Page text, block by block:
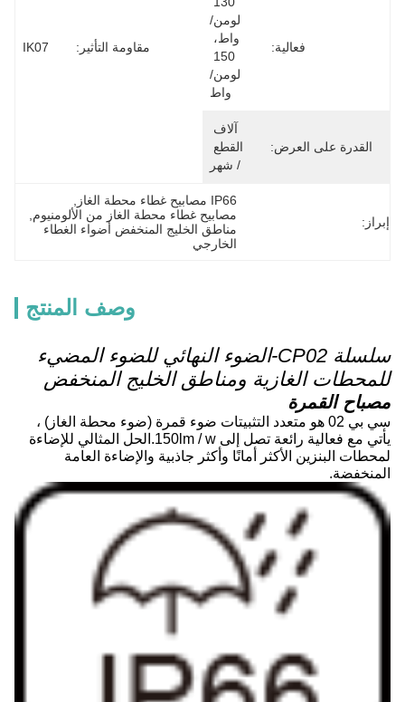
فعالية:
لومن/
لومن/
واط
مقاومة التأثير: IK07
القدرة على العرض:
/ شهر
إبراز:
IP66 مصابيح غطاء محطة الغاز
مصابيح غطاء محطة الغاز من الألومنيوم
الخارجي
وصف المنتج
سلسلة CP02-الضوء النهائي للضوء المضيء
للمحطات الغازية ومناطق الخليج المنخفض
مصباح القمرة
سي بي 02 هو متعدد التثبيتات ضوء قمرة (ضوء محطة الغاز) ،
يأتي مع فعالية رائعة تصل إلى 150lm / w.الحل المثالي للإضاءة
لمحطات البنزين الأكثر أمانًا وأكثر جاذبية والإضاءة العامة
المنخفضة.